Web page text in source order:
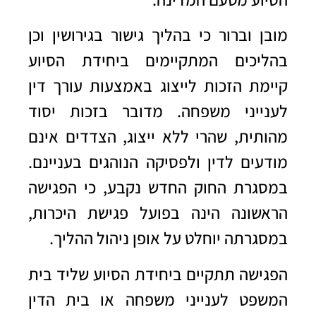
מובן וברור כי בהליך גישור בגירושין וכן
בהליכים המתקיימים ביחידת הסיוע
קיימת הזכות לייצוג באמצעות עורך דין
לענייני משפחה. מדובר בזכות יסוד
מהותית, שהרי ללא ייצוג, הצדדים אינם
מודעים לדין ולפסיקה הנוהגים בעניינם.
במסגרת החוק החדש נקבע, כי הפגישה
הראשונה הינה בפועל פגישת היכרות,
במסגרתה יוחלט על אופן ניהול ההליך.
הפגישה תתקיים ביחידת הסיוע שליד בית
המשפט לענייני משפחה או בית הדין